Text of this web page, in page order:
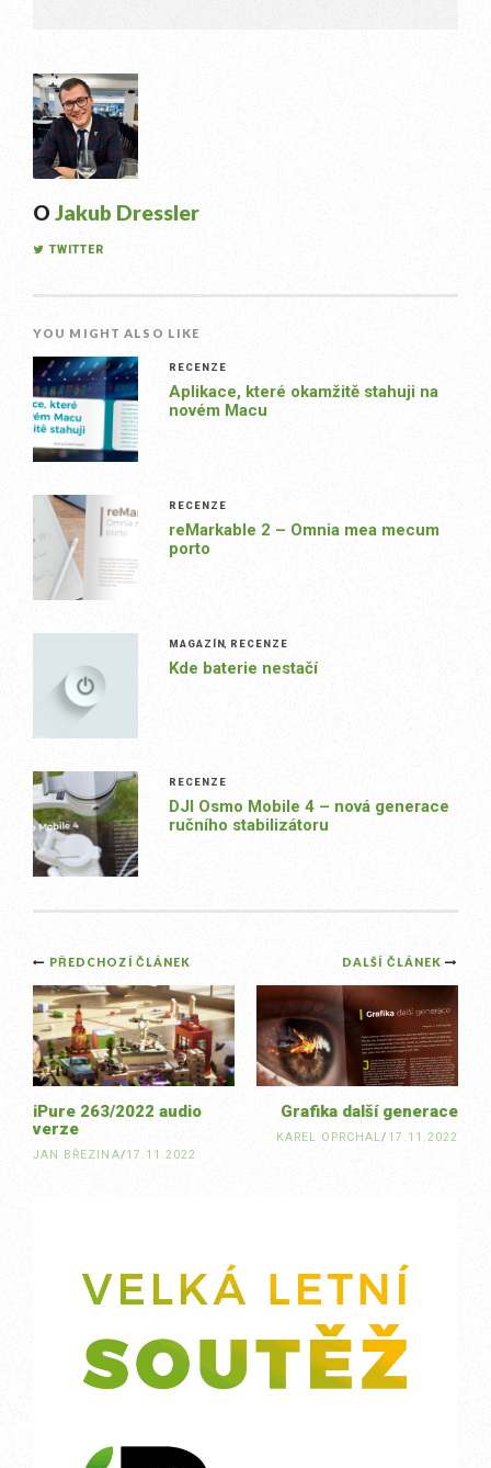
O Jakub Dressler
TWITTER
YOU MIGHT ALSO LIKE
RECENZE
Aplikace, které okamžitě stahuji na
novém Macu
RECENZE
reMarkable 2 – Omnia mea mecum
porto
MAGAZÍN RECENZE
Kde baterie nestačí
RECENZE
DJI Osmo Mobile 4 – nová generace
ručního stabilizátoru
Post
navigation
DALŠÍ ČLÁNEK
Grafika další generace
KAREL OPRCHAL/ 17.11.2022
PŘEDCHOZÍ ČLÁNEK
iPure 263/2022 audio
verze
JAN BŘEZINA/17.11.2022